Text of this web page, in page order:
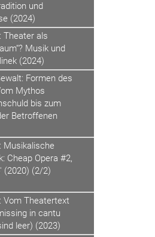
und
(2024)
Theater als
Musik und
(2024)
Formen des
Mythos
bis zum
Betroffenen
Musikalische
Cheap Opera #2,
(2020) (2/2)
Vom Theatertext
in cantu
leer) (2023)